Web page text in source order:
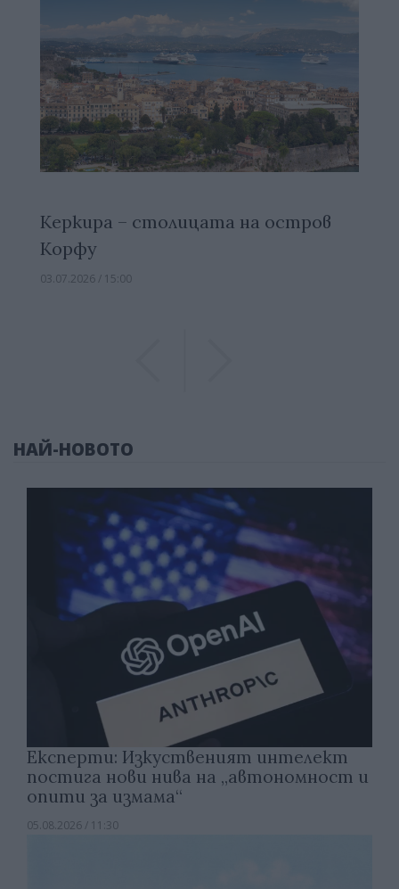
Керкира – столицата на остров
Корфу
03.07.2026 / 15:00
НАЙ-НОВОТО
Експерти: Изкуственият интелект
постига нови нива на „автономност и
опити за измама“
05.08.2026 / 11:30